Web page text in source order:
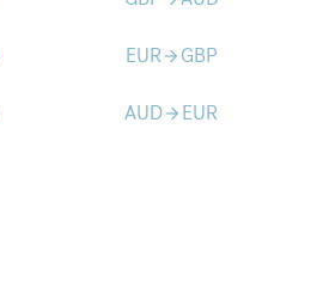
EURarrow_forward GBP
AUDarrow_forward EUR